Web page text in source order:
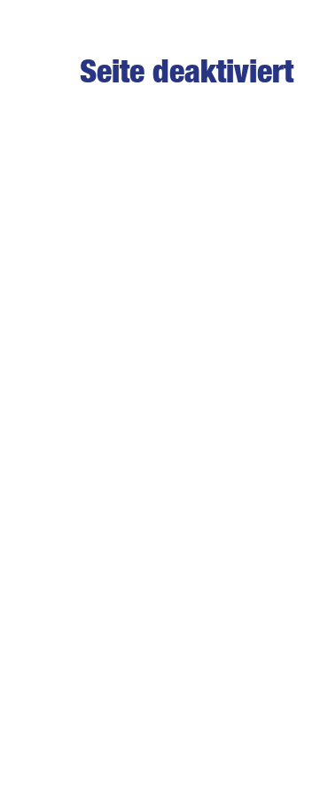
Seite deaktiviert